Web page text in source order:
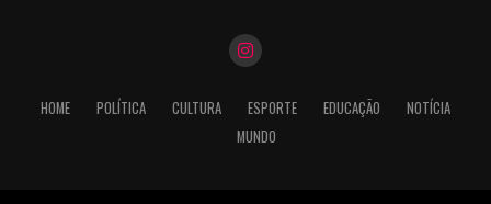
HOME POLÍTICA CULTURA ESPORTE EDUCAÇÃO
NOTÍCIA
MUNDO